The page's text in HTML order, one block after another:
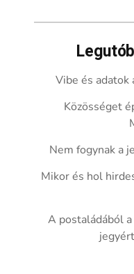
Vibe és
Közösséget
Nem fogynak a
Mikor és hol
A postaládából